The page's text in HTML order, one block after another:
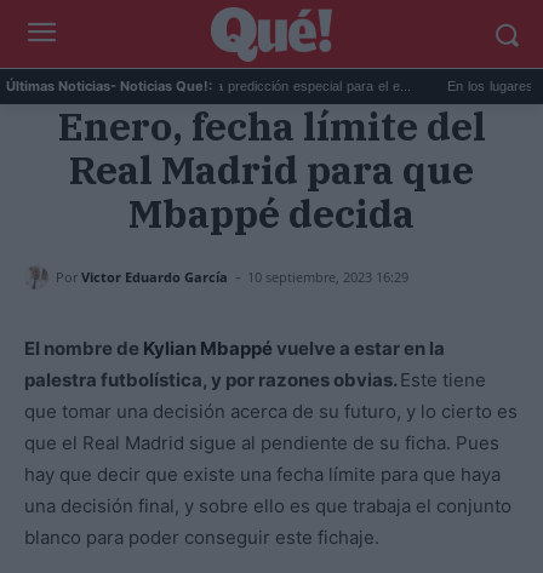
Últimas Noticias- Noticias Que!:
La AEMET prepara una predicción especial para el e... En los lugares
Enero, fecha límite del
Real Madrid para que
Mbappé decida
Por Victor Eduardo García - 10 septiembre, 2023 16:29
El nombre de Kylian Mbappé vuelve a estar en la
palestra futbolística, y por razones obvias. Este tiene
que tomar una decisión acerca de su futuro, y lo cierto es
que el Real Madrid sigue al pendiente de su ficha. Pues
hay que decir que existe una fecha límite para que haya
una decisión final, y sobre ello es que trabaja el conjunto
blanco para poder conseguir este fichaje.